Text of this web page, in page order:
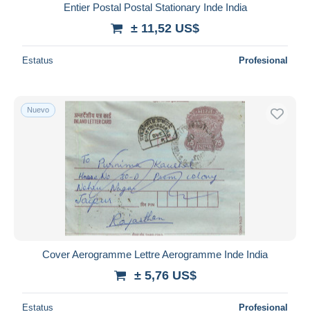
Entier Postal Postal Stationary Inde India
± 11,52 US$
Estatus Profesional
Nuevo
Cover Aerogramme Lettre Aerogramme Inde India
± 5,76 US$
Estatus Profesional